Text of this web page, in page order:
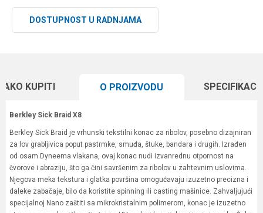
DOSTUPNOST U RADNJAMA
KUPITI O PROIZVODU
Berkley Sick Braid X8
Berkley Sick Braid je vrhunski tekstilni konac za ribolov, posebno dizajniran
za lov grabljivica poput pastrmke, smuđa, štuke, bandara i drugih. Izrađen
od osam Dyneema vlakana, ovaj konac nudi izvanrednu otpornost na
čvorove i abraziju, što ga čini savršenim za ribolov u zahtevnim uslovima.
Njegova meka tekstura i glatka površina omogućavaju izuzetno precizna i
daleke zabačaje, bilo da koristite spinning ili casting mašinice. Zahvaljujući
specijalnoj Nano zaštiti sa mikrokristalnim polimerom, konac je izuzetno